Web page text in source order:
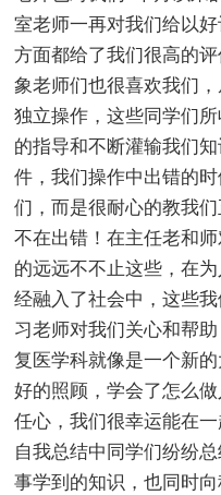
室老师一再对我们给以
方面都给了我们很高的
象老师们也很喜欢我们
独立操作，这些同学们
的指导和不断灌输我们
件，我们操作中出错的
们，而是很耐心的教我
不在出错！在主任老和
的远远不不止这些，在
经融入了社会中，这些
习老师对我们关心和帮
复医学科就像是一个新
好的照顾，学会了怎么
任心，我们很幸运能在
自我总结中同学们纷纷
事学到的知识，也同时